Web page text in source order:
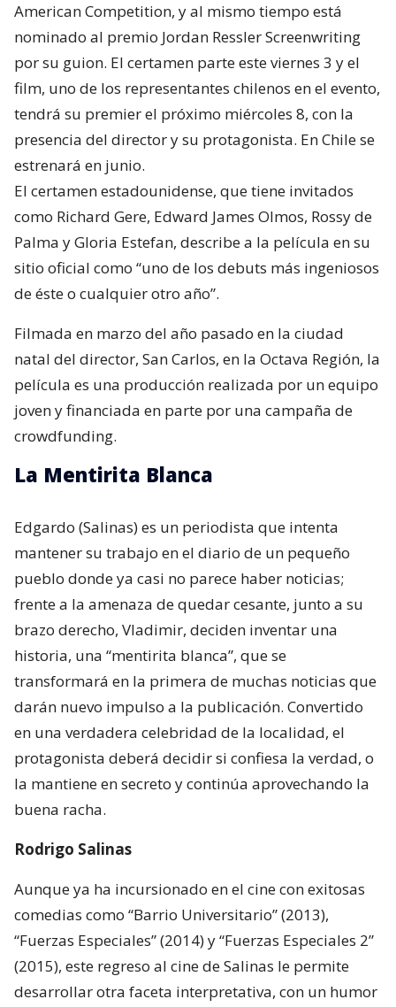
American Competition, y al mismo tiempo está
nominado al premio Jordan Ressler Screenwriting
por su guion. El certamen parte este viernes 3 y el
film, uno de los representantes chilenos en el evento,
tendrá su premier el próximo miércoles 8, con la
presencia del director y su protagonista. En Chile se
estrenará en junio.
El certamen estadounidense, que tiene invitados
como Richard Gere, Edward James Olmos, Rossy de
Palma y Gloria Estefan, describe a la película en su
sitio oficial como “uno de los debuts más ingeniosos
de éste o cualquier otro año”.
Filmada en marzo del año pasado en la ciudad
natal del director, San Carlos, en la Octava Región, la
película es una producción realizada por un equipo
joven y financiada en parte por una campaña de
crowdfunding.
La Mentirita Blanca
Edgardo (Salinas) es un periodista que intenta
mantener su trabajo en el diario de un pequeño
pueblo donde ya casi no parece haber noticias;
frente a la amenaza de quedar cesante, junto a su
brazo derecho, Vladimir, deciden inventar una
historia, una “mentirita blanca”, que se
transformará en la primera de muchas noticias que
darán nuevo impulso a la publicación. Convertido
en una verdadera celebridad de la localidad, el
protagonista deberá decidir si confiesa la verdad, o
la mantiene en secreto y continúa aprovechando la
buena racha.
Rodrigo Salinas
Aunque ya ha incursionado en el cine con exitosas
comedias como “Barrio Universitario” (2013),
“Fuerzas Especiales” (2014) y “Fuerzas Especiales 2”
(2015), este regreso al cine de Salinas le permite
desarrollar otra faceta interpretativa, con un humor